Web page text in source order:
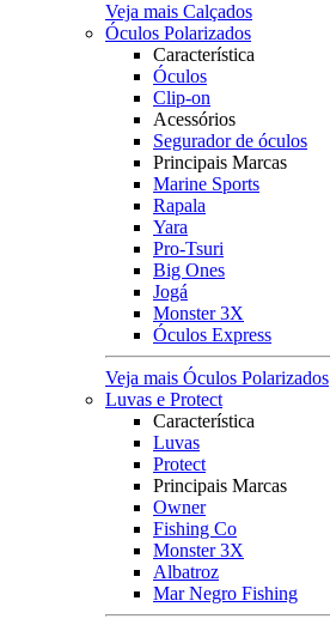
Veja mais Calçados
Óculos Polarizados
Característica
Óculos
Clip-on
Acessórios
Segurador de óculos
Principais Marcas
Marine Sports
Rapala
Yara
Pro-Tsuri
Big Ones
Jogá
Monster 3X
Óculos Express
Veja mais Óculos Polarizados
Luvas e Protect
Característica
Luvas
Protect
Principais Marcas
Owner
Fishing Co
Monster 3X
Albatroz
Mar Negro Fishing